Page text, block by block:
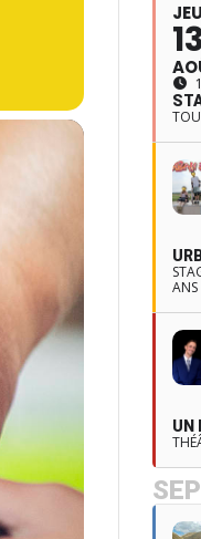
JEU
ANS
UN